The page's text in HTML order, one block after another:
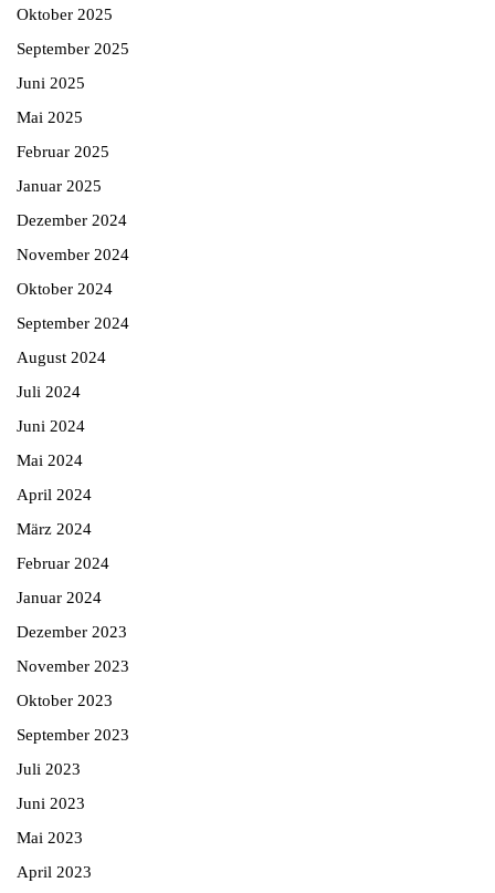
Oktober 2025
September 2025
Juni 2025
Mai 2025
Februar 2025
Januar 2025
Dezember 2024
November 2024
Oktober 2024
September 2024
August 2024
Juli 2024
Juni 2024
Mai 2024
April 2024
März 2024
Februar 2024
Januar 2024
Dezember 2023
November 2023
Oktober 2023
September 2023
Juli 2023
Juni 2023
Mai 2023
April 2023